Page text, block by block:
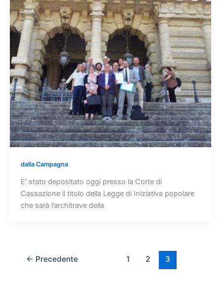
dalla Campagna
E’ stato depositato oggi presso la Corte di
Cassazione il titolo della Legge di Iniziativa popolare
che sarà l’architrave della
← Precedente 1 2 3